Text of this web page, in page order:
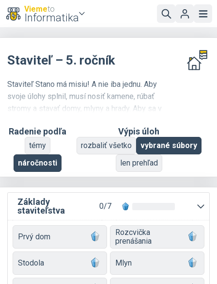
Viemeto
Informatika
Staviteľ – 5. ročník
Staviteľ Stano má misiu! A nie iba jednu. Aby
svoje úlohy splnil, musí nosiť kamene, rúbať
stromy a stavať domy, mlyny a hrady. Aby sa v
grafických blokov vytvorte program, podľa
ktorého Stano svoju misiu splní. Počet blokov,
ktoré môžete použiť, je často obmedzený, takže
bude treba sa zamyslieť a použiť ten správny
Radenie podľa
témy
náročnosti
Výpis úloh
rozbaliť všetko
vybrané súbory
len prehľad
Základy
staviteľstva
0/7
Prvý dom
Rozcvička
prenášania
Stodola Mlyn